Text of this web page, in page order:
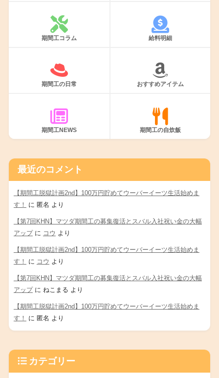
期間工コラム 給料明細
期間工の日常 おすすめアイテム
期間工NEWS 期間工の自炊飯
最近のコメント
【期間工脱獄計画2nd】100万円貯めてウーバーイーツ生活始めま
す！
に 匿名 より
【第7回KHN】マツダ期間工の募集復活とスバル入社祝い金の大幅
アップに コウ より
【期間工脱獄計画2nd】100万円貯めてウーバーイーツ生活始めま
す！
に コウ より
【第7回KHN】マツダ期間工の募集復活とスバル入社祝い金の大幅
アップに ねこまる より
【期間工脱獄計画2nd】100万円貯めてウーバーイーツ生活始めま
す！
に 匿名 より
カテゴリー